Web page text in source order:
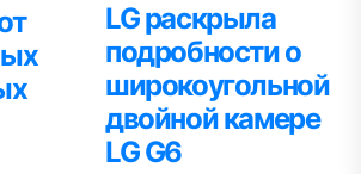
LG раскрыла
подробности о
широкоугольной
двойной камере
LG G6